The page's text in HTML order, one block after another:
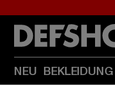
NEU BEKLEIDUNG